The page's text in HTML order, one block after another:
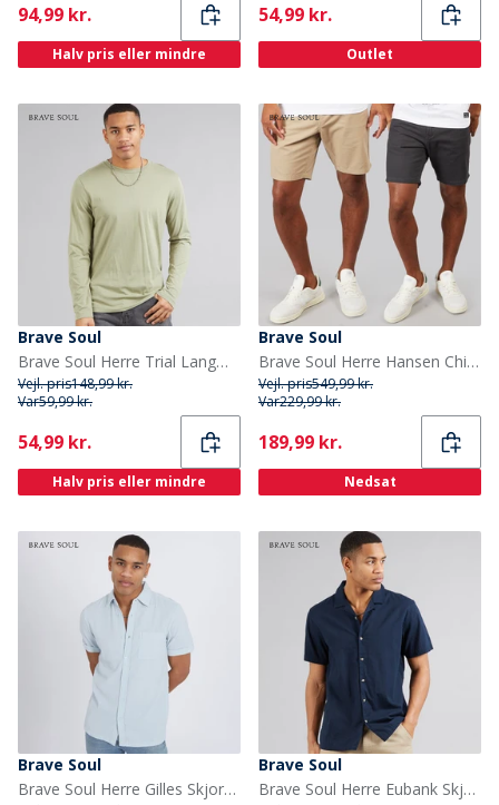
Current
94,99 kr.
Halv pris eller mindre
Current
54,99 kr.
Outlet
Brave Soul
Brave Soul Herre Trial Langærmet Top støvet grøn
Vejl. pris148,99 kr.
Var59,99 kr.
Current
54,99 kr.
Halv pris eller mindre
Brave Soul
Brave Soul Herre Hansen Chino Shorts Topak Dark Navy/Stone
Vejl. pris549,99 kr.
Var229,99 kr.
Current
189,99 kr.
Nedsat
Brave Soul
Brave Soul Herre Gilles Skjorter med korte ærmer Babyblå
Brave Soul
Brave Soul Herre Eubank Skjorte Blå